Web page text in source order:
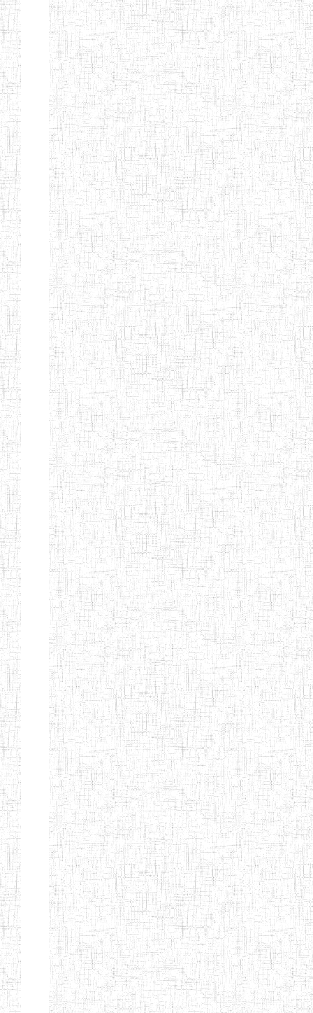
Denomination
Type
Nature
Arrondissement
Denomination Création Type Nature
Afficher Page 13 sur 13 Total: 307
Début Préc. 4 5 6 7 8
9
13
Suivant Fin
GTTC
BANGEM
08/12/1997 ENIEG Public
GTTC
FONTEM
25/09/2000 ENIEG Public
GTTC
MAMFE
03/11/1983 ENIEG Public
GBTTC
KUMBA
25/08/1978 ENIEG Public
GTTTC
KUMBA
13/08/2013 ENIET Public
GTTC AKWA-
BAKASSI
27/08/2013 ENIEG Public
GTTC
MUNDEMBA
01/08/1997 ENIEG Public
Etablissements
d'enseignement
secondaire
technique
et
professionnel